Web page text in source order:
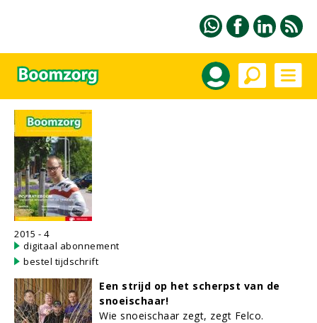
2015 - 4
digitaal abonnement
bestel tijdschrift
Een strijd op het scherpst van de
snoeischaar!
Wie snoeischaar zegt, zegt Felco.